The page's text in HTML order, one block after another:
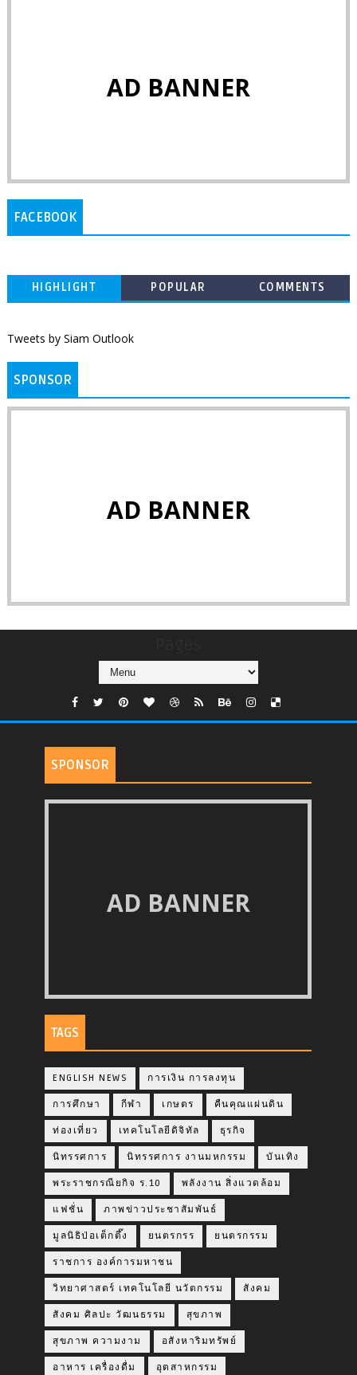
AD BANNER
FACEBOOK
HIGHLIGHT POPULAR COMMENTS
Tweets by Siam Outlook
SPONSOR
AD BANNER
SPONSOR
AD BANNER
TAGS
ENGLISH NEWS การเงิน การลงทุน
การศึกษา กีฬา เกษตร คืนคุณแผ่นดิน
ท่องเที่ยว เทคโนโลยีดิจิทัล ธุรกิจ
นิทรรศการ นิทรรศการ งานมหกรรม บันเทิง
พระราชกรณียกิจ ร.10 พลังงาน สิ่งแวดล้อม
แฟชั่น ภาพข่าวประชาสัมพันธ์
มูลนิธิป่อเต็กตึ๊ง ยนตรกรร ยนตรกรรม
ราชการ องค์การมหาชน
วิทยาศาสตร์ เทคโนโลยี นวัตกรรม สังคม
สังคม ศิลปะ วัฒนธรรม สุขภาพ
สุขภาพ ความงาม อสังหาริมทรัพย์
อาหาร เครื่องดื่ม อุตสาหกรรม